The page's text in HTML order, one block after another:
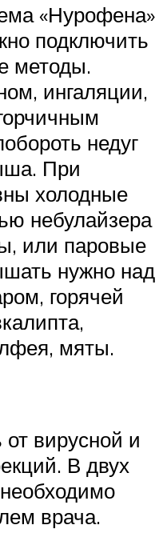
«Нурофена»
подключить
методы.
ингаляции,
недуг
При
холодные
небулайзера
или паровые
нужно над
горячей
мяты.
вирусной и
В двух
врача.